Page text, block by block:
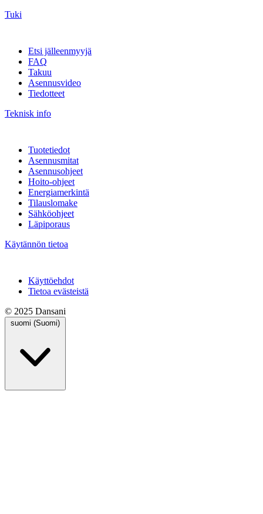
Tuki
Etsi jälleenmyyjä
FAQ
Takuu
Asennusvideo
Tiedotteet
Teknisk info
Tuotetiedot
Asennusmitat
Asennusohjeet
Hoito-ohjeet
Energiamerkintä
Tilauslomake
Sähköohjeet
Läpiporaus
Käytännön tietoa
Käyttöehdot
Tietoa evästeistä
© 2025 Dansani
suomi (Suomi)